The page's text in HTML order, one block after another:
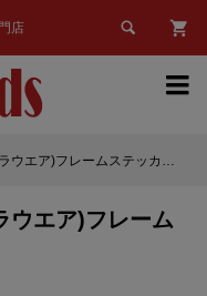
店 

フレームステッカーセット(1997)
ウエア)フレーム